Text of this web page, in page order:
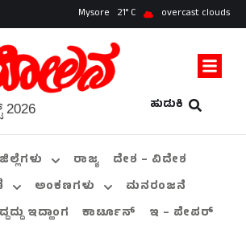
Mysore 21 overcast clouds
ಹುಡುಕಿ
2026
ಜಿಲ್ಲೆಗಳು ರಾಜ್ಯ
ದೇಶ – ವಿದೇಶ
ಅಂಕಣಗಳು
ಮನರಂಜನೆ
ಇದ್ಹಾಂಗ ಕಾರ್ಟೂನ್ ಇ – ಪೇಪರ್